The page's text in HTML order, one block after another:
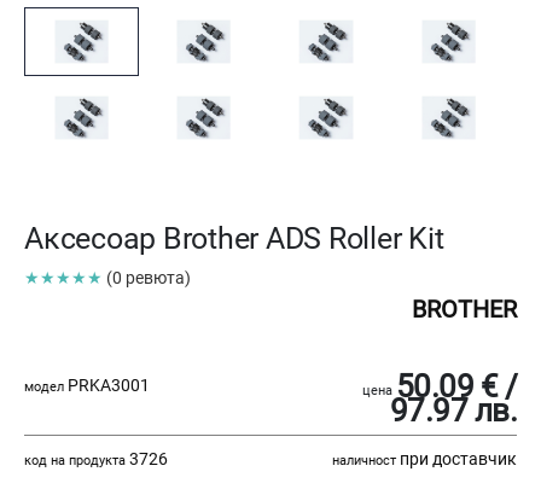
Аксесоар Brother ADS Roller Kit
★★★★★ (0 ревюта)
BROTHER
модел PRKA3001 цена 50.09 € /
97.97 лв.
код на продукта 3726 наличност при доставчик